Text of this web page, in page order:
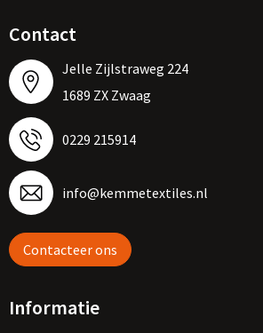
Contact
Jelle Zijlstraweg 224
1689 ZX Zwaag
0229 215914
info@kemmetextiles.nl
Contacteer ons
Informatie